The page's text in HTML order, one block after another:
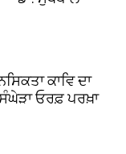
ਕਾਵਿ ਦਾ
ਓਰਫ਼ ਪਰਖ਼ਾ